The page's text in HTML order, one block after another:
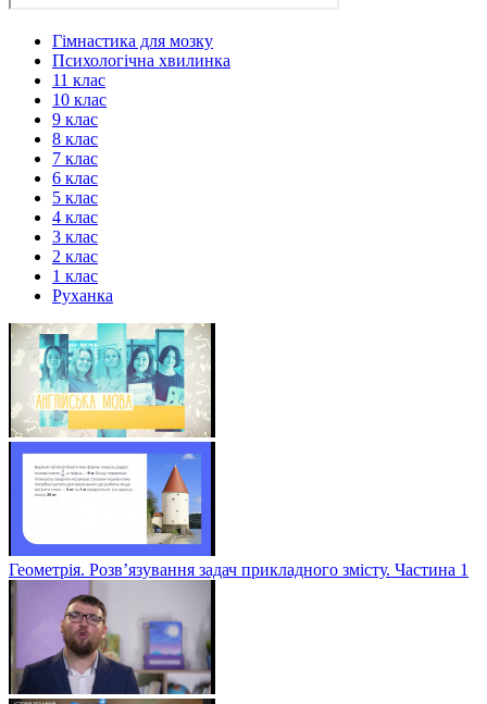
Гімнастика для мозку
Психологічна хвилинка
11 клас
10 клас
9 клас
8 клас
7 клас
6 клас
5 клас
4 клас
3 клас
2 клас
1 клас
Руханка
Геометрія. Розв’язування задач прикладного змісту. Частина 1